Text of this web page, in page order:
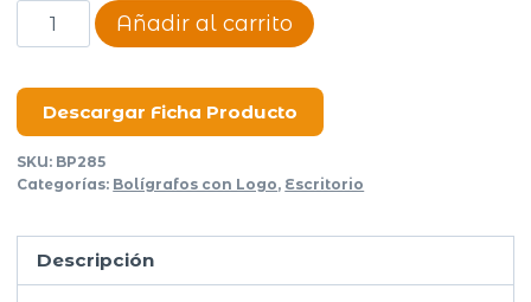
Boligrafo
Perso
Añadir al carrito
Descargar Ficha Producto
SKU: BP285
Categorías: Bolígrafos con Logo, Escritorio
Descripción